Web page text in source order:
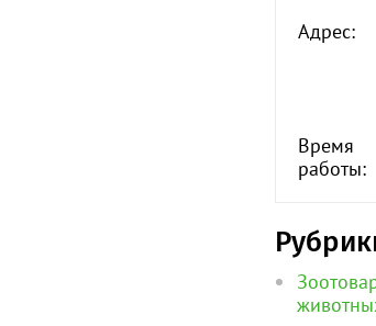
Адрес:
Время
работы: